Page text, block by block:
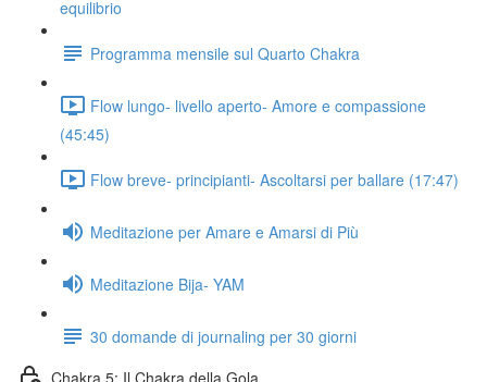
equilibrio
Programma mensile sul Quarto Chakra
Flow lungo- livello aperto- Amore e compassione
(45:45)
Flow breve- principianti- Ascoltarsi per ballare (17:47)
Meditazione per Amare e Amarsi di Più
Meditazione Bija- YAM
30 domande di journaling per 30 giorni
Chakra 5: Il Chakra della Gola